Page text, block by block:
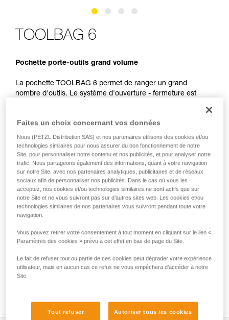
TOOLBAG 6
Pochette porte-outils grand volume
La pochette TOOLBAG 6 permet de ranger un grand
nombre d'outils. Le système d'ouverture - fermeture est
harnais peut se faire via l'accessoire INTERFAST, qui réduit
l'encombrement sur le harnais et améliore l'accessibilité à la
pochette. Sa construction robuste en fait une pochette
utilisable au quotidien sans craindre l'usure.
HOW TO Use our solutions for dropped tool
prevention
Faites un choix concernant vos données
Nous (PETZL Distribution SAS) et nos partenaires utilisons des cookies et/ou
technologies similaires pour nous assurer du bon fonctionnement de notre
Site, pour personnaliser notre contenu et nos publicités, et pour analyser notre
trafic. Nous partageons également des informations, quant à votre navigation
sur notre Site, avec nos partenaires analytiques, publicitaires et de réseaux
sociaux afin de personnaliser nos publicités. Dans le cas où vous les
acceptez, nos cookies et/ou technologies similaires ne sont actifs que sur
notre Site et ne vous suivront pas sur d’autres sites web. Les cookies et/ou
technologies similaires de nos partenaires vous suivront pendant toute votre
navigation.
Vous pouvez retirer votre consentement à tout moment en cliquant sur le lien «
Paramètres des cookies » prévu à cet effet en bas de page du Site.
Le fait de refuser tout ou partie de ces cookies peut dégrader votre expérience
utilisateur, mais en aucun cas ce refus ne vous empêchera d’accéder à notre
Site.
Tout refuser Autoriser tous les cookies